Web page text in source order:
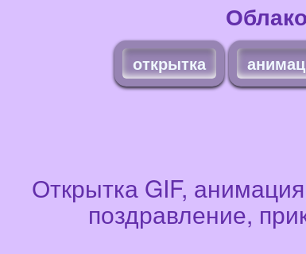
открытка
Открытка GIF,
поздравление,